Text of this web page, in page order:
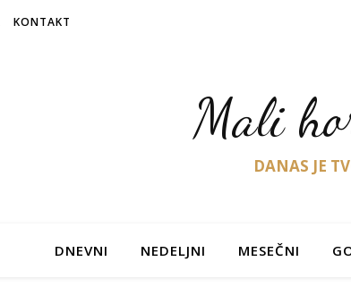
KONTAKT
Mali
DANAS JE
DNEVNI NEDELJNI MESEČNI